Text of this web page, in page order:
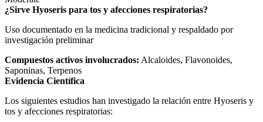
¿Sirve Hyoseris para tos y afecciones respiratorias?
Uso documentado en la medicina tradicional y respaldado por
investigación preliminar
Compuestos activos involucrados: Alcaloides, Flavonoides,
Saponinas, Terpenos
Evidencia Científica
Los siguientes estudios han investigado la relación entre Hyoseris y
tos y afecciones respiratorias: